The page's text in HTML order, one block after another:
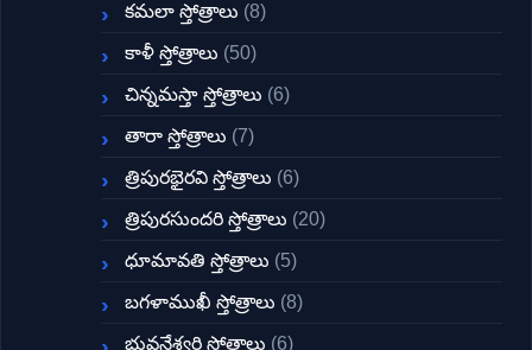
కమలా స్తోత్రాలు (8)
కాళీ స్తోత్రాలు (50)
చిన్నమస్తా స్తోత్రాలు (6)
తారా స్తోత్రాలు (7)
త్రిపురభైరవి స్తోత్రాలు (6)
త్రిపురసుందరి స్తోత్రాలు (20)
ధూమావతి స్తోత్రాలు (5)
బగళాముఖీ స్తోత్రాలు (8)
భువనేశ్వరి స్తోత్రాలు (6)